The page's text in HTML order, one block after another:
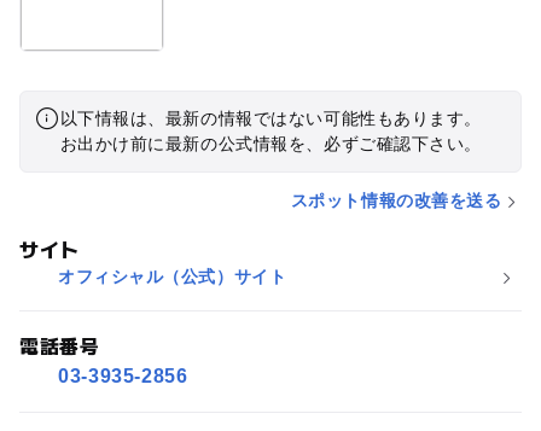
以下情報は、最新の情報ではない可能性もあります。
お出かけ前に最新の公式情報を、必ずご確認下さい。
スポット情報の改善を送る
サイト
オフィシャル（公式）サイト
電話番号
03-3935-2856